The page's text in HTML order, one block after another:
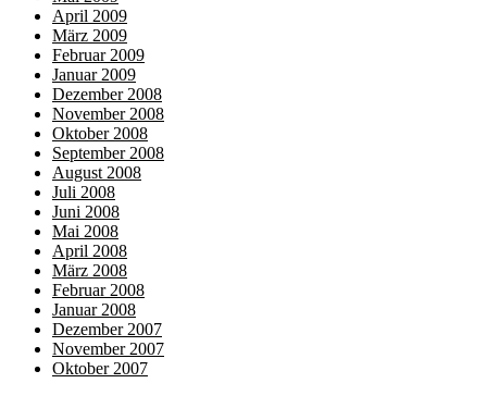
April 2009
März 2009
Februar 2009
Januar 2009
Dezember 2008
November 2008
Oktober 2008
September 2008
August 2008
Juli 2008
Juni 2008
Mai 2008
April 2008
März 2008
Februar 2008
Januar 2008
Dezember 2007
November 2007
Oktober 2007